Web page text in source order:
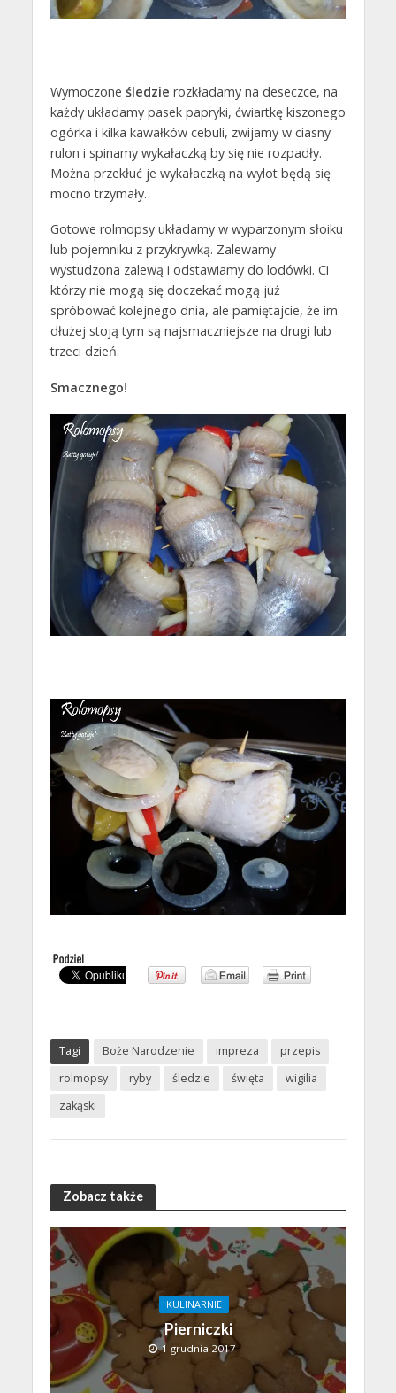
Wymoczone śledzie rozkładamy na deseczce, na
każdy układamy pasek papryki, ćwiartkę kiszonego
ogórka i kilka kawałków cebuli, zwijamy w ciasny
rulon i spinamy wykałaczką by się nie rozpadły.
Można przekłuć je wykałaczką na wylot będą się
mocno trzymały.
Gotowe rolmopsy układamy w wyparzonym słoiku
lub pojemniku z przykrywką. Zalewamy
wystudzona zalewą i odstawiamy do lodówki. Ci
którzy nie mogą się doczekać mogą już
spróbować kolejnego dnia, ale pamiętajcie, że im
dłużej stoją tym są najsmaczniejsze na drugi lub
trzeci dzień.
Smacznego!
Tagi Boże Narodzenie impreza
przepis
rolmopsy
ryby śledzie święta
wigilia
zakąski
Zobacz także
KULINARNIE
Pierniczki
1 grudnia 2017